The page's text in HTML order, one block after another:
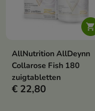

AllNutrition AllDeynn
Collarose Fish 180
zuigtabletten
€ 22,80